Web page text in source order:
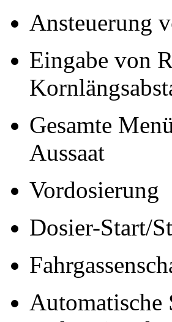
Ansteuerung
Eingabe von
Gesamte
Aussaat
Vordosierung
Dosier-Start/
Automatische